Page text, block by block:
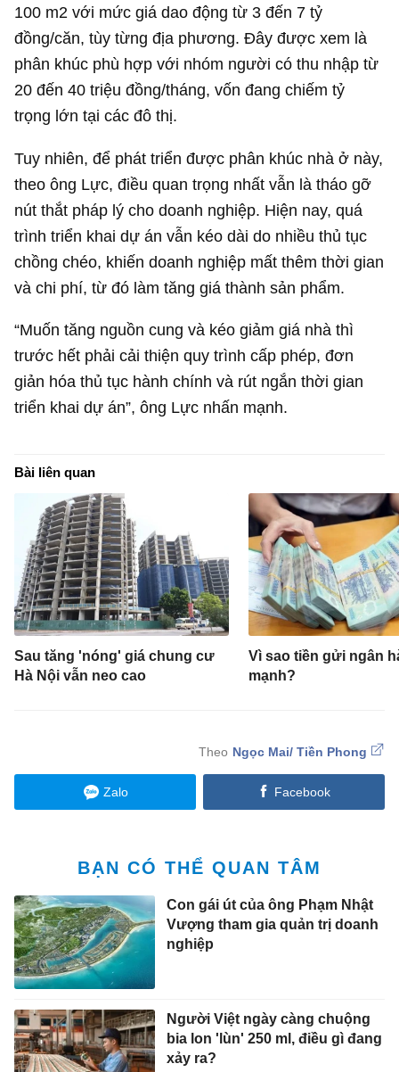
100 m2 với mức giá dao động từ 3 đến 7 tỷ
đồng/căn, tùy từng địa phương. Đây được xem là
phân khúc phù hợp với nhóm người có thu nhập từ
20 đến 40 triệu đồng/tháng, vốn đang chiếm tỷ
trọng lớn tại các đô thị.
Tuy nhiên, để phát triển được phân khúc nhà ở này,
theo ông Lực, điều quan trọng nhất vẫn là tháo gỡ
nút thắt pháp lý cho doanh nghiệp. Hiện nay, quá
trình triển khai dự án vẫn kéo dài do nhiều thủ tục
chồng chéo, khiến doanh nghiệp mất thêm thời gian
và chi phí, từ đó làm tăng giá thành sản phẩm.
“Muốn tăng nguồn cung và kéo giảm giá nhà thì
trước hết phải cải thiện quy trình cấp phép, đơn
giản hóa thủ tục hành chính và rút ngắn thời gian
triển khai dự án”, ông Lực nhấn mạnh.
Bài liên quan
Sau tăng 'nóng' giá chung cư
Hà Nội vẫn neo cao
Vì sao tiền gửi ngân
mạnh?
Ngọc Mai/ Tiền Phong
Zalo Facebook
BẠN CÓ THỂ QUAN TÂM
Con gái út của ông Phạm Nhật
Vượng tham gia quản trị doanh
nghiệp
Người Việt ngày càng chuộng
bia lon 'lùn' 250 ml, điều gì đang
xảy ra?